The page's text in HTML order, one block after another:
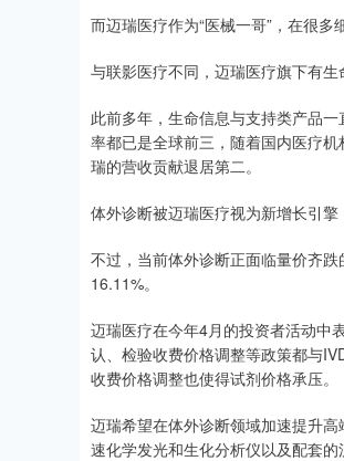
而迈瑞医疗作为“医械一哥”，在很多
与联影医疗不同，迈瑞医疗旗下有
此前多年，生命信息与支持类产品
率都已是全球前三，随着国内医疗
瑞的营收贡献退居第二。
体外诊断被迈瑞医疗视为新增长引
不过，当前体外诊断正面临量价齐
16.11%。
迈瑞医疗在今年4月的投资者活动中
认、检验收费价格调整等政策都与
收费价格调整也使得试剂价格承压。
迈瑞希望在体外诊断领域加速提升
速化学发光和生化分析仪以及配套